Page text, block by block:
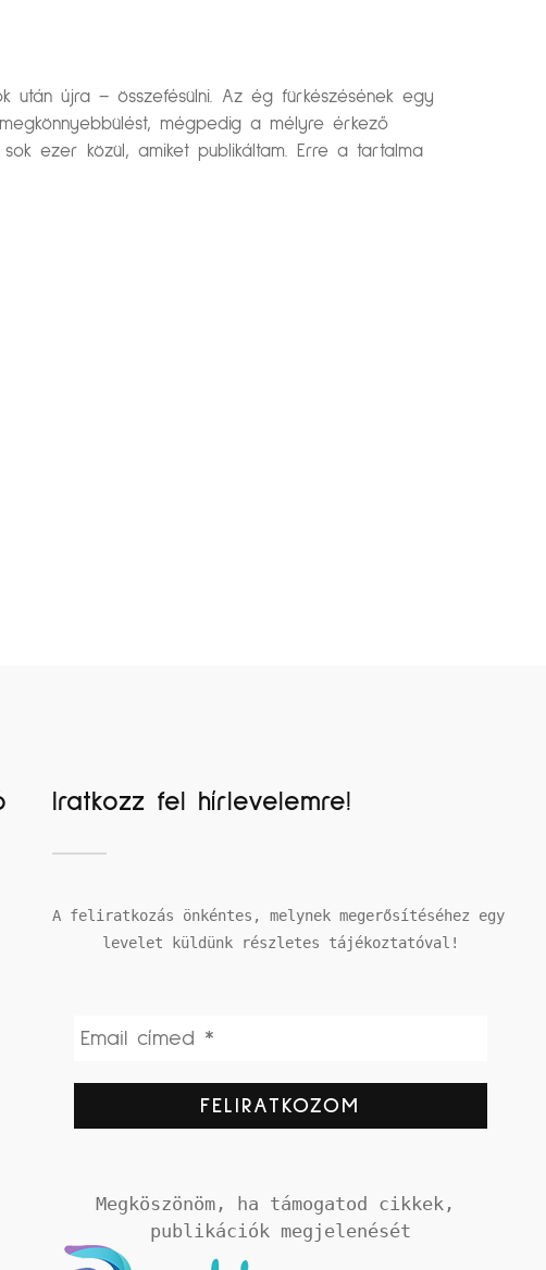
után újra – összefésülni. Az ég fürkészésének egy
mégpedig a mélyre érkező
ezer közül, amiket publikáltam. Erre a tartalma
Iratkozz fel hírlevelemre!
A feliratkozás önkéntes, melynek megerősítéséhez egy
levelet küldünk részletes tájékoztatóval!
Megköszönöm, ha támogatod cikkek,
publikációk megjelenését